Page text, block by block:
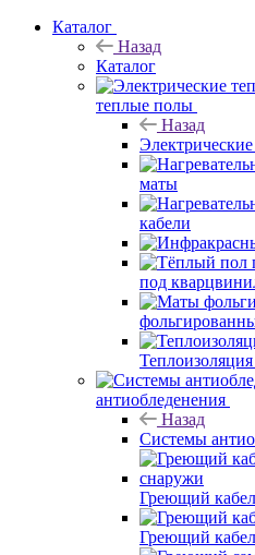
Каталог
Назад
Каталог
теплые полы
Назад
маты
кабели
под
антиобледенения
Назад
Системы
Греющий
Греющий